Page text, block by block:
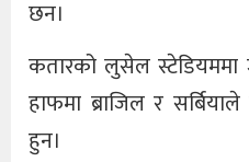
छन।
कतारको लुसेल
हाफमा ब्राजिल र
हुन।